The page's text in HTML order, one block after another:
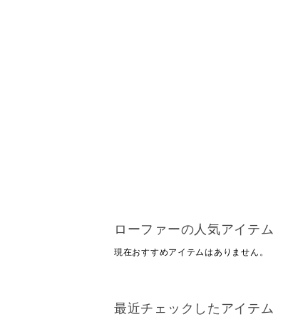
ローファーの人気アイテム
現在おすすめアイテムはありません。
最近チェックしたアイテム